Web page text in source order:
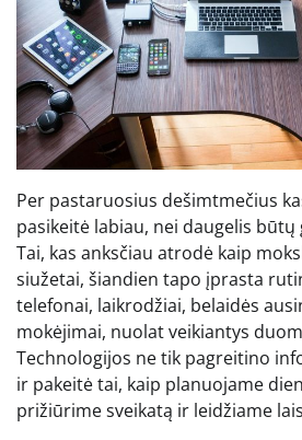
Per pastaruosius dešimtmečius
pasikeitė labiau, nei daugelis būtų
Tai, kas anksčiau atrodė kaip
siužetai, šiandien tapo įprasta
telefonai, laikrodžiai, belaidės
mokėjimai, nuolat veikiantys
Technologijos ne tik pagreitino
ir pakeitė tai, kaip planuojame
prižiūrime sveikatą ir leidžiame